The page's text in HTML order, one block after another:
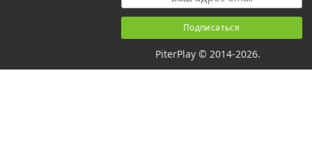
PiterPlay © 2014-2026.